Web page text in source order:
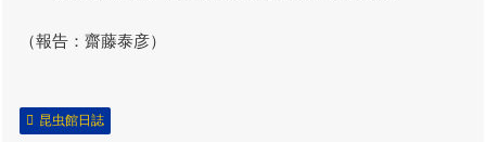
（報告：齋藤泰彦）
昆虫館日誌